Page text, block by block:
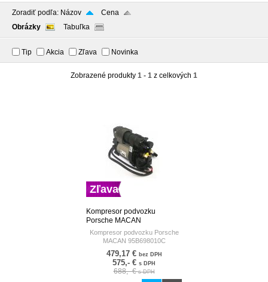
Zoradiť podľa: Názov
Cena
Obrázky
Tabuľka
Tip Akcia Zľava Novinka
Zobrazené produkty 1 - 1 z celkových 1
Zľava
Kompresor podvozku
Porsche MACAN
95B698010C 95B698010
Kompresor podvozku Porsche
MACAN 95B698010C
95B698010
479,17 € bez DPH
575,- € s DPH
688,- €s DPH